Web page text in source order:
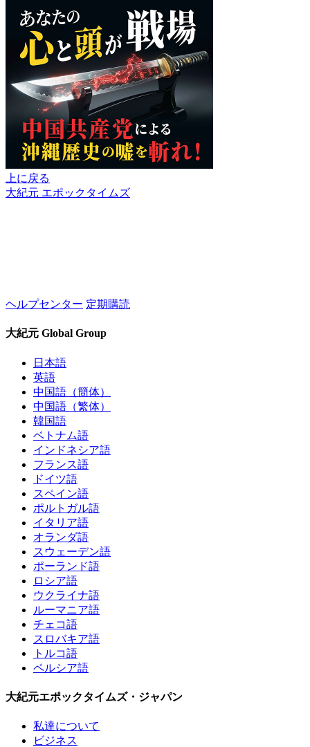
上に戻る
大紀元 エポックタイムズ
ヘルプセンター 定期購読
大紀元 Global Group
日本語
英語
中国語（簡体）
中国語（繁体）
韓国語
ベトナム語
インドネシア語
フランス語
ドイツ語
スペイン語
ポルトガル語
イタリア語
オランダ語
スウェーデン語
ポーランド語
ロシア語
ウクライナ語
ルーマニア語
チェコ語
スロバキア語
トルコ語
ペルシア語
大紀元エポックタイムズ・ジャパン
私達について
ビジネス